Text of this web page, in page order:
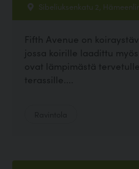
Sibeliuksenkatu 2,
Fifth Avenue on
jossa koirille laadittu
ovat lämpimästä
terassille....